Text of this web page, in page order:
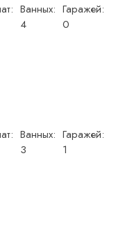
Ванных:
4
Гаражей:
0
Ванных:
3
Гаражей:
1